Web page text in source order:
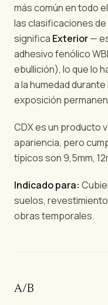
más común en todo
las clasificaciones
significa Exterior—
adhesivo fenólico
ebullición), lo que lo
a la humedad
exposición
CDX es un producto
apariencia, pero
típicos son 9,5mm,
Indicado para:
suelos,
obras temporales.
A/B